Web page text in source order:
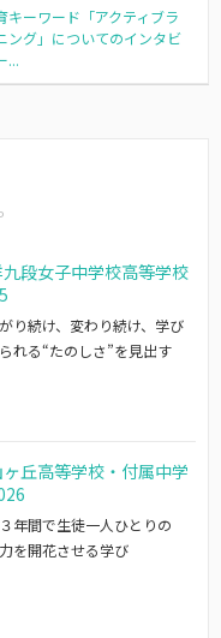
キーワード「アクティブラ
ング」についてのインタビ
...
段女子中学校高等学校
り続け、変わり続け、学び
れる“たのしさ”を見出す
丘高等学校・付属中学
年間で生徒一人ひとりの
を開花させる学び